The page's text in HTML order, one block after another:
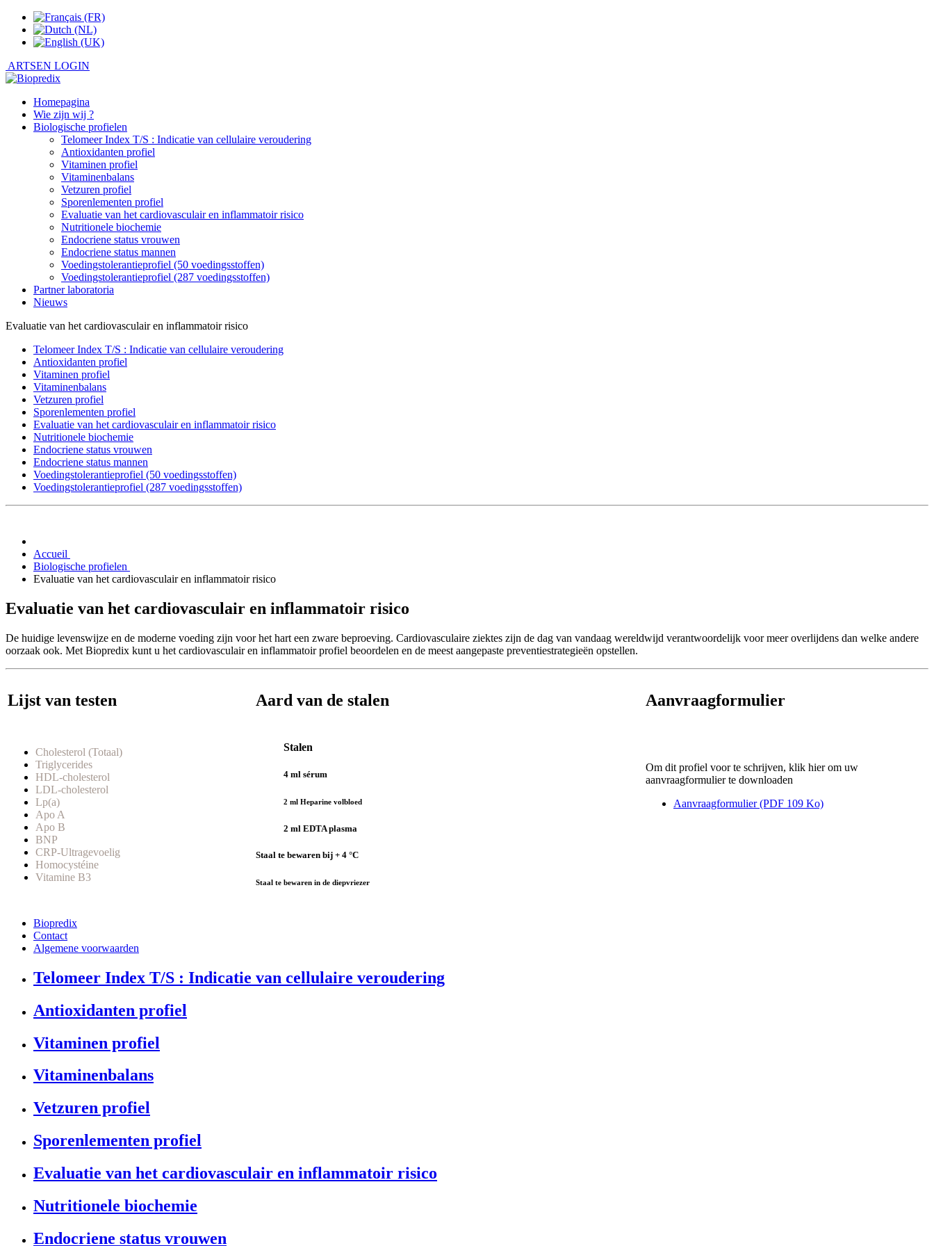
ARTSEN LOGIN
Homepagina
Wie zijn wij ?
Biologische profielen
Telomeer Index T/S : Indicatie van cellulaire veroudering
Antioxidanten profiel
Vitaminen profiel
Vitaminenbalans
Vetzuren profiel
Sporenlementen profiel
Evaluatie van het cardiovasculair en inflammatoir risico
Nutritionele biochemie
Endocriene status vrouwen
Endocriene status mannen
Voedingstolerantieprofiel (50 voedingsstoffen)
Voedingstolerantieprofiel (287 voedingsstoffen)
Partner laboratoria
Nieuws
Evaluatie van het cardiovasculair en inflammatoir risico
Telomeer Index T/S : Indicatie van cellulaire veroudering
Antioxidanten profiel
Vitaminen profiel
Vitaminenbalans
Vetzuren profiel
Sporenlementen profiel
Evaluatie van het cardiovasculair en inflammatoir risico
Nutritionele biochemie
Endocriene status vrouwen
Endocriene status mannen
Voedingstolerantieprofiel (50 voedingsstoffen)
Voedingstolerantieprofiel (287 voedingsstoffen)
Accueil
Biologische profielen
Evaluatie van het cardiovasculair en inflammatoir risico
Evaluatie van het cardiovasculair en inflammatoir risico
De huidige levenswijze en de moderne voeding zijn voor het hart een zware beproeving. Cardiovasculaire ziektes zijn de dag van vandaag wereldwijd verantwoordelijk voor meer overlijdens dan welke andere
oorzaak ook. Met Biopredix kunt u het cardiovasculair en inflammatoir profiel beoordelen en de meest aangepaste preventiestrategieën opstellen.
Lijst van testen Aard van de stalen Aanvraagformulier
Cholesterol (Totaal)
Triglycerides
HDL-cholesterol
LDL-cholesterol
Lp(a)
Apo A
Apo B
BNP
CRP-Ultragevoelig
Homocystéine
Vitamine B3
Stalen
4 ml sérum
2 ml Heparine volbloed
2 ml EDTA plasma
Staal te bewaren bij + 4 °C
Staal te bewaren in de diepvriezer
Om dit profiel voor te schrijven, klik hier om uw
aanvraagformulier te downloaden
Aanvraagformulier (PDF 109 Ko)
Biopredix
Contact
Algemene voorwaarden
Telomeer Index T/S : Indicatie van cellulaire veroudering
Antioxidanten profiel
Vitaminen profiel
Vitaminenbalans
Vetzuren profiel
Sporenlementen profiel
Evaluatie van het cardiovasculair en inflammatoir risico
Nutritionele biochemie
Endocriene status vrouwen